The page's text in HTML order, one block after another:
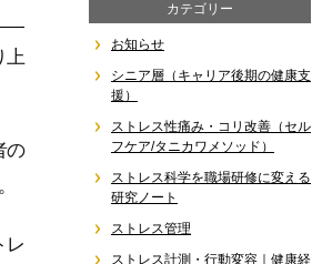
上
の
レ
カテゴリー
お知らせ
シニア層（キャリア後期の健康支
援）
ストレス性痛み・コリ改善（セル
フケア/タニカワメソッド）
ストレス科学を職場研修に変える
研究ノート
ストレス管理
ストレス計測・行動変容｜健康経